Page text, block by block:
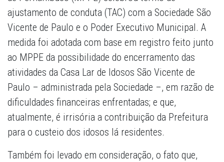
ajustamento de conduta (TAC) com a Sociedade São
Vicente de Paulo e o Poder Executivo Municipal. A
medida foi adotada com base em registro feito junto
ao MPPE da possibilidade do encerramento das
atividades da Casa Lar de Idosos São Vicente de
Paulo – administrada pela Sociedade –, em razão de
dificuldades financeiras enfrentadas; e que,
atualmente, é irrisória a contribuição da Prefeitura
para o custeio dos idosos lá residentes.
Também foi levado em consideração, o fato que,